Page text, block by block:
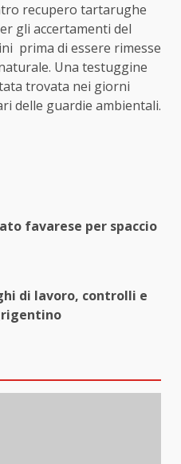
recupero tartarughe
gli accertamenti del
prima di essere rimesse
Una testuggine
trovata nei giorni
delle guardie ambientali.
favarese per spaccio
di lavoro, controlli e